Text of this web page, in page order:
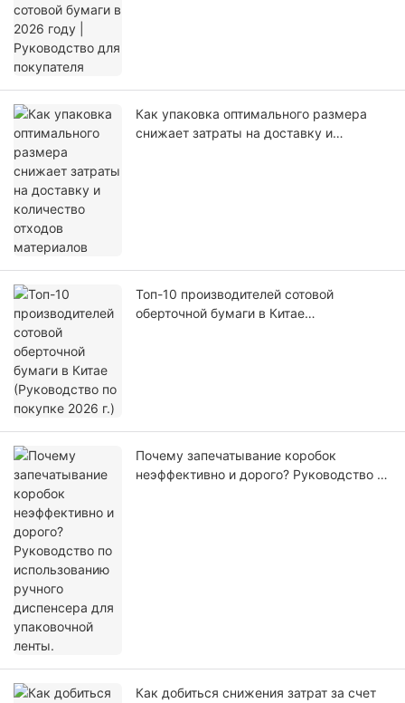
Как упаковка оптимального размера
снижает затраты на доставку и
Топ-10 производителей сотовой
оберточной бумаги в Китае
Почему запечатывание коробок
неэффективно и дорого? Руководство по
Как добиться снижения затрат за счет